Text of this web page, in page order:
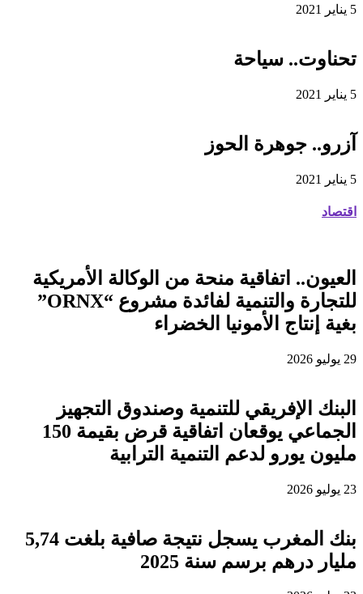
5 يناير 2021
تحناوت.. سياحة
5 يناير 2021
آزرو.. جوهرة الحوز
5 يناير 2021
اقتصاد
العيون.. اتفاقية منحة من الوكالة الأمريكية
للتجارة والتنمية لفائدة مشروع “ORNX”
بغية إنتاج الأمونيا الخضراء
29 يوليو 2026
البنك الإفريقي للتنمية وصندوق التجهيز
الجماعي يوقعان اتفاقية قرض بقيمة 150
مليون يورو لدعم التنمية الترابية
23 يوليو 2026
بنك المغرب يسجل نتيجة صافية بلغت 5,74
مليار درهم برسم سنة 2025